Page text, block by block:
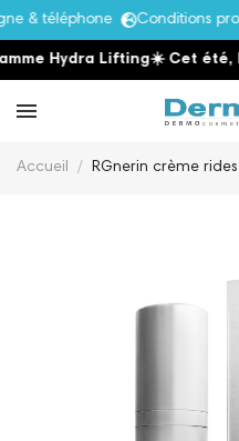
& téléphone Conditions
Hydra Lifting☀️ Cet été,
Accueil RGnerin crème